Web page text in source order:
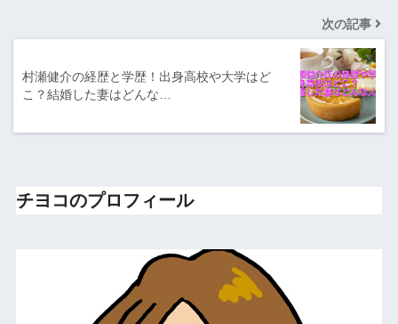
次の記事
村瀬健介の経歴と学歴！出身高校や大学はど
こ？結婚した妻はどんな…
チヨコのプロフィール